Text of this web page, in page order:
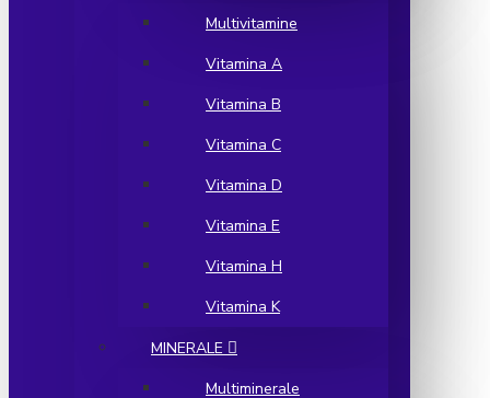
Multivitamine
Vitamina A
Vitamina B
Vitamina C
Vitamina D
Vitamina E
Vitamina H
Vitamina K
MINERALE
Multiminerale